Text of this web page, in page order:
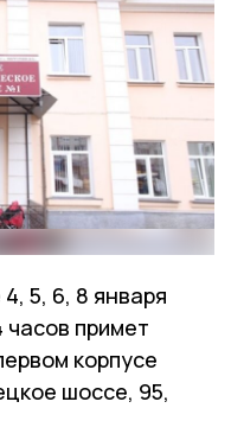
5, 6, 8 января
часов примет
корпусе
шоссе, 95,